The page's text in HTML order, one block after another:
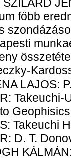
főbb
LAJOS:
Takeuchi
D. T.